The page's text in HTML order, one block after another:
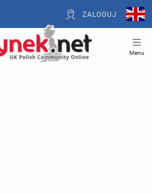
ZALOGUJ
Menu